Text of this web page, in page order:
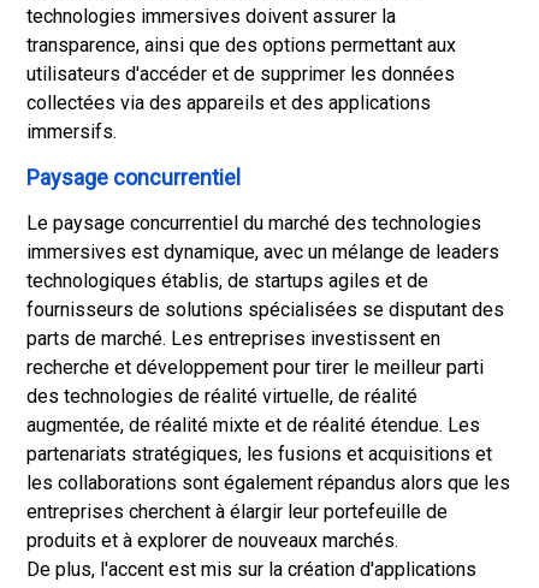
technologies immersives doivent assurer la
transparence, ainsi que des options permettant aux
utilisateurs d'accéder et de supprimer les données
collectées via des appareils et des applications
immersifs.
Paysage concurrentiel
Le paysage concurrentiel du marché des technologies
immersives est dynamique, avec un mélange de leaders
technologiques établis, de startups agiles et de
fournisseurs de solutions spécialisées se disputant des
parts de marché. Les entreprises investissent en
recherche et développement pour tirer le meilleur parti
des technologies de réalité virtuelle, de réalité
augmentée, de réalité mixte et de réalité étendue. Les
partenariats stratégiques, les fusions et acquisitions et
les collaborations sont également répandus alors que les
entreprises cherchent à élargir leur portefeuille de
produits et à explorer de nouveaux marchés.
De plus, l'accent est mis sur la création d'applications